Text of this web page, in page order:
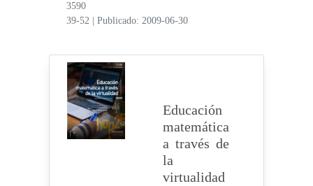
3590
39-52
|Publicado: 2009-06-30
Educación
matemática
a través de
la
virtualidad